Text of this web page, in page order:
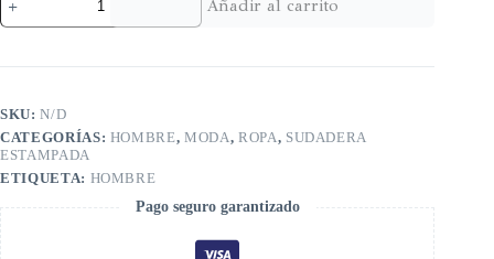
Añadir al carrito
SKU:N/D
CATEGORÍAS: HOMBRE,MODA, ROPA, SUDADERA
ESTAMPADA
ETIQUETA: HOMBRE
Pago seguro garantizado